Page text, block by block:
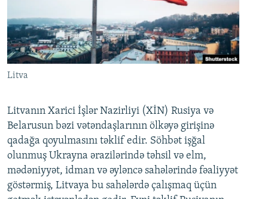
Litva
Litvanın Xarici İşlər Nazirliyi (XİN) Rusiya və
Belarusun bəzi vətəndaşlarının ölkəyə girişinə
qadağa qoyulmasını təklif edir. Söhbət işğal
olunmuş Ukrayna ərazilərində təhsil və elm,
mədəniyyət, idman və əyləncə sahələrində fəaliyyət
göstərmiş, Litvaya bu sahələrdə çalışmaq üçün